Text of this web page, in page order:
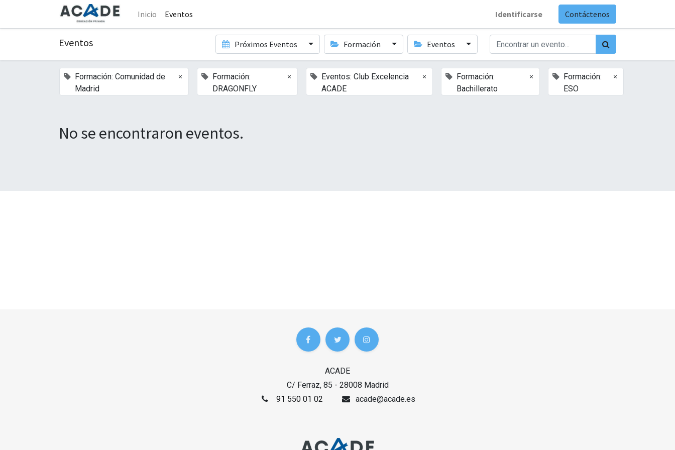
Inicio Eventos Identificarse Contáctenos
Eventos Próximos Eventos Formación Eventos
Formación: Comunidad de
Madrid
×
Formación:
DRAGONFLY
×
Eventos: Club Excelencia
ACADE
×
Formación:
Bachillerato
×
Formación:
ESO
×
No se encontraron eventos.
ACADE
C/ Ferraz, 85 - 28008 Madrid
91 550 01 02
acade@acade.es